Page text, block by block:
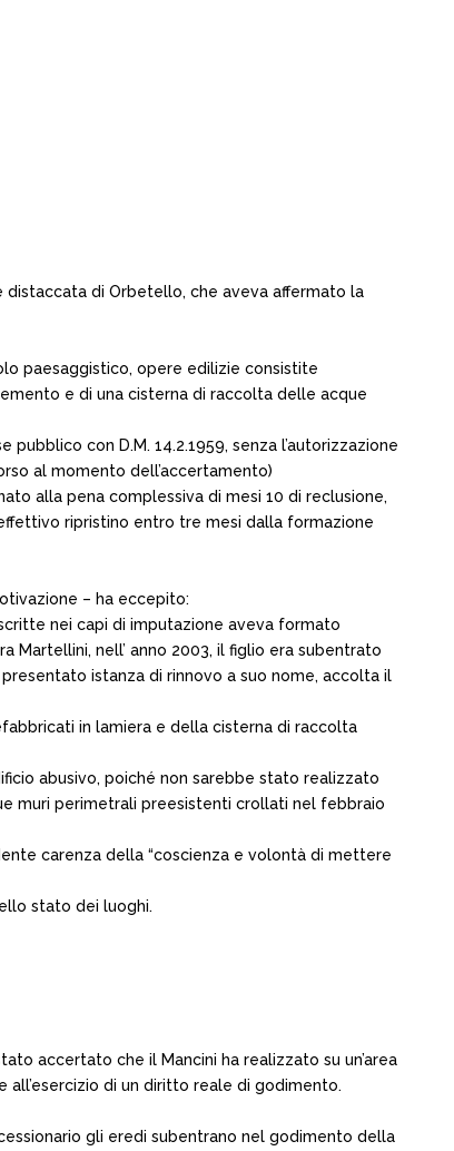
distaccata di Orbetello, che aveva affermato la
paesaggistico, opere edilizie consistite
e di una cisterna di raccolta delle acque
con D.M. 14.2.1959, senza l’autorizzazione
al momento dell’accertamento)
alla pena complessiva di mesi 10 di reclusione,
ripristino entro tre mesi dalla formazione
– ha eccepito:
nei capi di imputazione aveva formato
Martellini, nell’ anno 2003, il figlio era subentrato
istanza di rinnovo a suo nome, accolta il
in lamiera e della cisterna di raccolta
abusivo, poiché non sarebbe stato realizzato
muri perimetrali preesistenti crollati nel febbraio
carenza della “coscienza e volontà di mettere
stato dei luoghi.
accertato che il Mancini ha realizzato su un’area
di un diritto reale di godimento.
gli eredi subentrano nel godimento della